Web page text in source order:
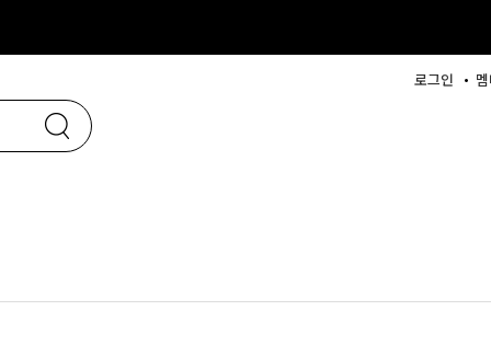
로그인